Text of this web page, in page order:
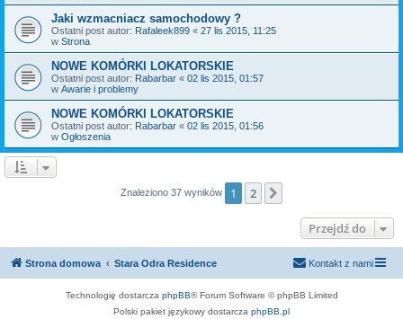
Jaki wzmacniacz samochodowy ?
Ostatni post autor: Rafaleek899 « 27 lis 2015, 11:25
w Strona
NOWE KOMÓRKI LOKATORSKIE
Ostatni post autor: Rabarbar « 02 lis 2015, 01:57
w Awarie i problemy
NOWE KOMÓRKI LOKATORSKIE
Ostatni post autor: Rabarbar « 02 lis 2015, 01:56
w Ogłoszenia
Znaleziono 37 wyników 1 2
Przejdź do
Strona domowa Stara Odra Residence Kontakt z nami
Technologię dostarcza phpBB® Forum Software © phpBB Limited
Polski pakiet językowy dostarcza phpBB.pl